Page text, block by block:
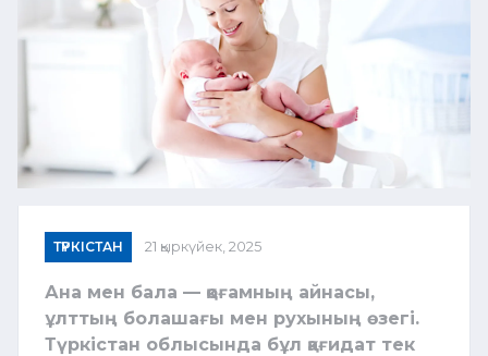
ТҮРКІСТАН 21 қыркүйек, 2025
Ана мен бала — қоғамның айнасы,
ұлттың болашағы мен рухының өзегі.
Түркістан облысында бұл қағидат тек